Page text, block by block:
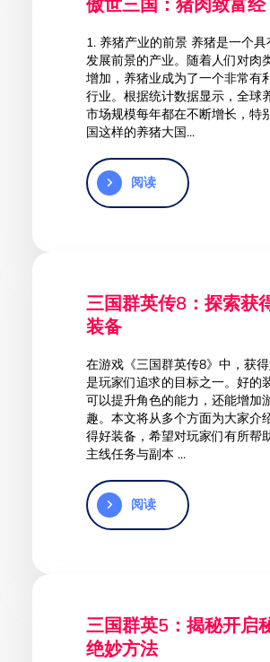
1. 养猪产业的前景 养猪是一个具
发展前景的产业。随着人们对肉
增加，养猪业成为了一个非常有
行业。根据统计数据显示，全球
市场规模每年都在不断增长，特
国这样的养猪大国...
阅读
三国群英传8：探索获
装备
在游戏《三国群英传8》中，获
是玩家们追求的目标之一。好的
可以提升角色的能力，还能增加
趣。本文将从多个方面为大家介
得好装备，希望对玩家们有所帮
主线任务与副本 ...
阅读
三国群英5：揭秘开启
绝妙方法